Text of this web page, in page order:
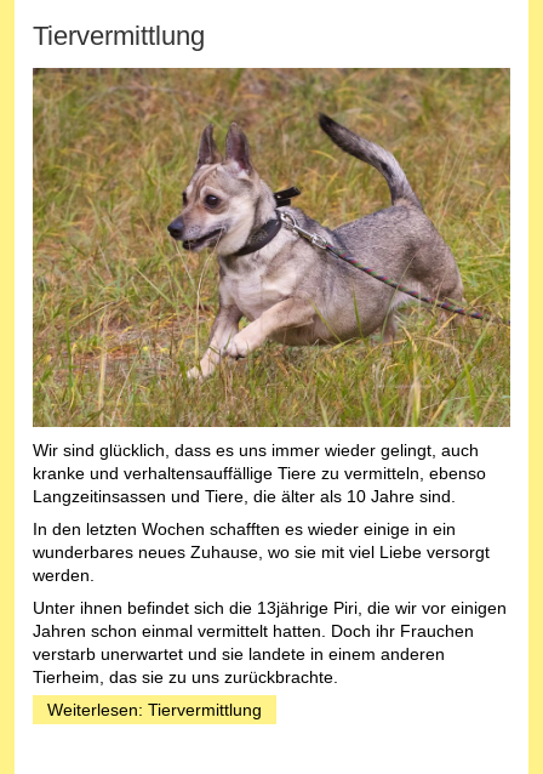
Tiervermittlung
Wir sind glücklich, dass es uns immer wieder gelingt, auch
kranke und verhaltensauffällige Tiere zu vermitteln, ebenso
Langzeitinsassen und Tiere, die älter als 10 Jahre sind.
In den letzten Wochen schafften es wieder einige in ein
wunderbares neues Zuhause, wo sie mit viel Liebe versorgt
werden.
Unter ihnen befindet sich die 13jährige Piri, die wir vor einigen
Jahren schon einmal vermittelt hatten. Doch ihr Frauchen
verstarb unerwartet und sie landete in einem anderen
Tierheim, das sie zu uns zurückbrachte.
Weiterlesen: Tiervermittlung